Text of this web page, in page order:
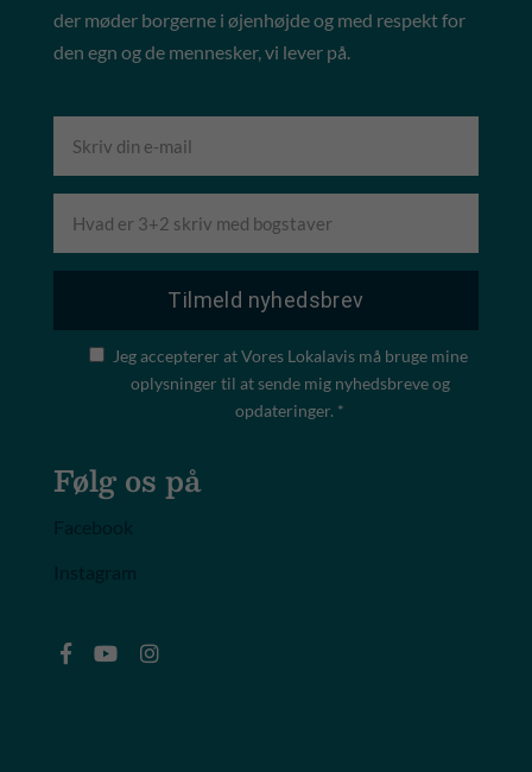
der møder borgerne i øjenhøjde og med respekt for
den egn og de mennesker, vi lever på.
Jeg accepterer at Vores Lokalavis må bruge mine
oplysninger til at sende mig nyhedsbreve og
opdateringer. *
Følg os på